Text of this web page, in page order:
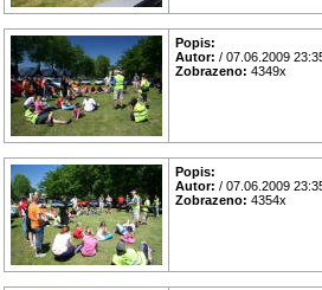
Popis:
Autor: / 07.06.2009
Zobrazeno: 4349x
Popis:
Autor: / 07.06.2009
Zobrazeno: 4354x